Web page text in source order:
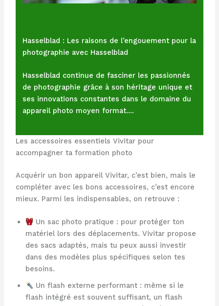
Hasselblad : Les raisons de l’engouement pour la
photographie avec Hasselblad
Hasselblad continue de fasciner les passionnés
de photographie grâce à son héritage unique et
ses innovations constantes dans le domaine du
appareil photo moyen format.…
Les accessoires essentiels Vivitar pour
accompagner ta formation photo
Acquérir un bon appareil Vivitar, c’est bien, mais le
compléter avec les bons accessoires, c’est encore
mieux. Parmi les indispensables, on retrouve :
Un sac photo pratique : pour protéger ton
matériel lors des déplacements. Vivitar propose
des sacs adaptés, mais tu peux aussi investir
dans des modèles plus spécifiques selon tes
besoins.
Un flash externe performant : même si le
flash intégré est souvent suffisant, un flash